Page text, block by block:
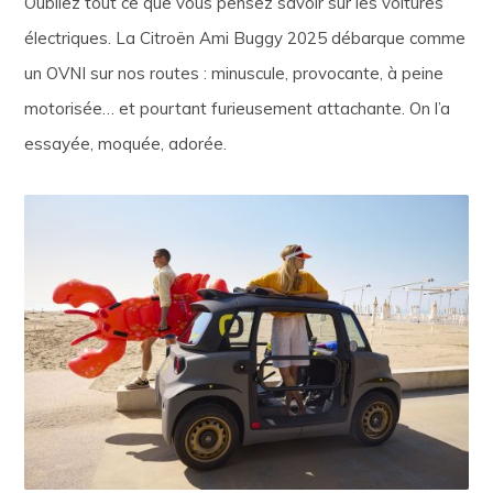
électriques. La Citroën Ami Buggy 2025 débarque comme
un OVNI sur nos routes : minuscule, provocante, à peine
motorisée… et pourtant furieusement attachante. On l’a
essayée, moquée, adorée.